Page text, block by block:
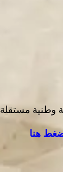
وطنية مستقلة
هنا